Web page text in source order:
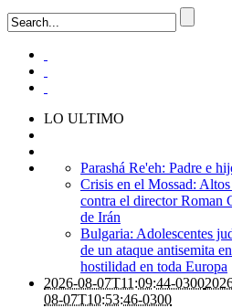
LO ULTIMO
Parashá Re'eh: Padre e
Crisis en el Mossad:
contra el director Roman
de Irán
Bulgaria: Adolescentes
de un ataque antisemita
hostilidad en toda Europa
2026-08-07T11:09:44-0300
08-07T10:53:46-0300